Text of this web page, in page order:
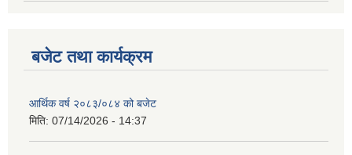
बजेट तथा कार्यक्रम
आर्थिक वर्ष २०८३/०८४ को बजेट
मिति: 07/14/2026 - 14:37